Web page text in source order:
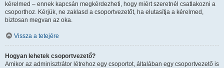
kérelmed – ennek kapcsán megkérdezheti, hogy miért szeretnél csatlakozni a
csoporthoz. Kérjük, ne zaklasd a csoportvezetőt, ha elutasítja a kérelmed,
biztosan megvan az oka.
Vissza a tetejére
Hogyan lehetek csoportvezető?
Amikor az adminisztrátor létrehoz egy csoportot, általában egy csoportvezető is